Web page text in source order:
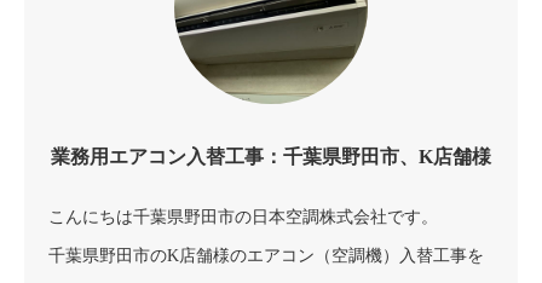
業務用エアコン入替工事：千葉県野田市、K店舗様
こんにちは千葉県野田市の日本空調株式会社です。
千葉県野田市のK店舗様のエアコン（空調機）入替工事を